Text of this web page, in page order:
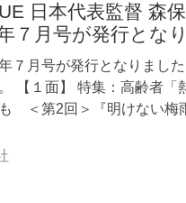
日本代表監督 森
７月号が発行とな
７月号が発行となりまし
【１面】 特集：高齢者「
＜第2回＞『明けない梅